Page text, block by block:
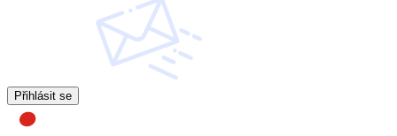
Přihlásit se